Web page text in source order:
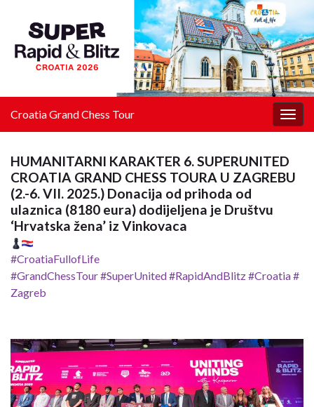
Croatia Grand Chess Tour
HUMANITARNI KARAKTER 6. SUPERUNITED
CROATIA GRAND CHESS TOURA U ZAGREBU
(2.-6. VII. 2025.) Donacija od prihoda od
ulaznica (8180 eura) dodijeljena je Društvu
‘Hrvatska žena’ iz Vinkovaca
#CroatiaFullofLife
#GrandChessTour#SuperUnited#RapidAndBlitz#Croatia#
Zagreb